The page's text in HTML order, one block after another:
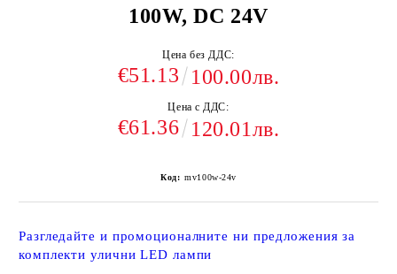
100W, DC 24V
Цена без ДДС:
€51.13 100.00лв.
Цена с ДДС:
€61.36 120.01лв.
Код: mv100w-24v
Разгледайте и промоционалните ни предложения за
комплекти улични LED лампи